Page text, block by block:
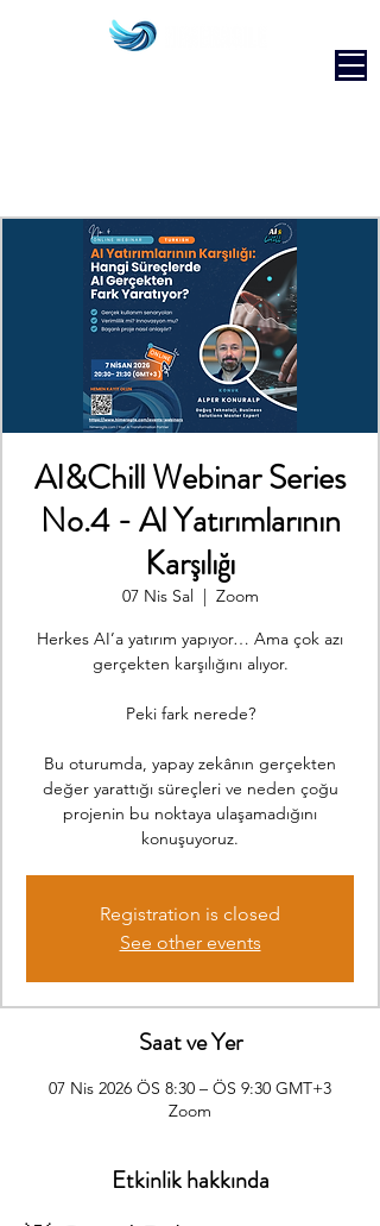
AI&Chill Webinar Series
No.4 - Al Yatırımlarının
Karşılığı
07 Nis Sal
  |
Zoom
Herkes AI’a yatırım yapıyor… Ama çok azı
gerçekten karşılığını alıyor.
Peki fark nerede?
Bu oturumda, yapay zekânın gerçekten
değer yarattığı süreçleri ve neden çoğu
projenin bu noktaya ulaşamadığını
konuşuyoruz.
Registration is closed
See other events
Saat ve Yer
07 Nis 2026 ÖS 8:30 – ÖS 9:30 GMT+3
Zoom
Etkinlik hakkında